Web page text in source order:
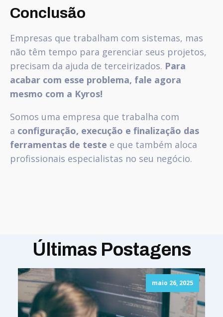
Conclusão
Empresas que trabalham com sistemas, mas
não têm tempo para gerenciar seus projetos,
precisam da ajuda de terceirizados. Para
acabar com esse problema, fale agora
mesmo com a Kyros!
Somos uma empresa que trabalha com
a configuração, execução e finalização das
ferramentas de teste e que também aloca
profissionais especialistas no seu negócio.
Últimas Postagens
maio 26, 2025